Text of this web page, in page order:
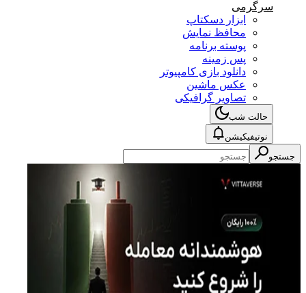
سرگرمی
ابزار دسکتاپ
محافظ نمایش
پوسته برنامه
پس زمینه
دانلود بازی کامپیوتر
عکس ماشین
تصاویر گرافیکی
حالت شب
نوتیفیکیشن
جستجو